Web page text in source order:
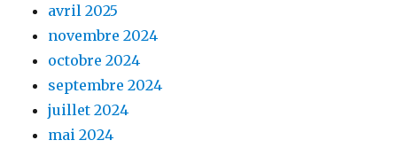
avril 2025
novembre 2024
octobre 2024
septembre 2024
juillet 2024
mai 2024